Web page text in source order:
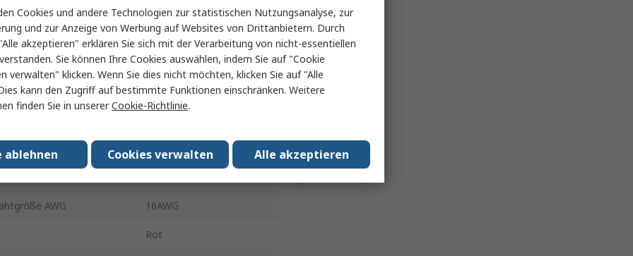
Dicke 0.8mm
Breite 6.35mm
isoliert Isoliert
AWG
AWG 16AWG
Rot
Cookies und andere Technologien zur statistischen Nutzungsanalyse, zur
und zur Anzeige von Werbung auf Websites von Drittanbietern. Durch
akzeptieren" erklären Sie sich mit der Verarbeitung von nicht-essentiellen
Sie können Ihre Cookies auswählen, indem Sie auf "Cookie
verwalten" klicken. Wenn Sie dies nicht möchten, klicken Sie auf "Alle
kann den Zugriff auf bestimmte Funktionen einschränken. Weitere
finden Sie in unsererCookie-Richtlinie.
Alle akzeptieren
Cookies verwalten
ablehnen